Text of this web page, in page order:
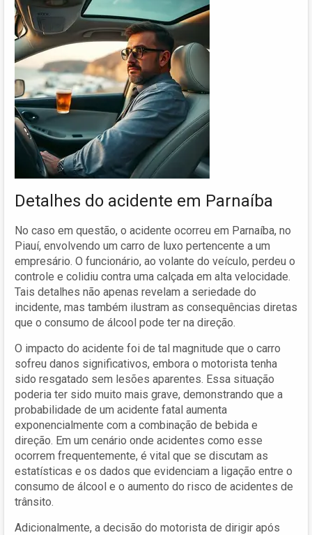
Detalhes do acidente em Parnaíba
No caso em questão, o acidente ocorreu em Parnaíba, no
Piauí, envolvendo um carro de luxo pertencente a um
empresário. O funcionário, ao volante do veículo, perdeu o
controle e colidiu contra uma calçada em alta velocidade.
Tais detalhes não apenas revelam a seriedade do
incidente, mas também ilustram as consequências diretas
que o consumo de álcool pode ter na direção.
O impacto do acidente foi de tal magnitude que o carro
sofreu danos significativos, embora o motorista tenha
sido resgatado sem lesões aparentes. Essa situação
poderia ter sido muito mais grave, demonstrando que a
probabilidade de um acidente fatal aumenta
exponencialmente com a combinação de bebida e
direção. Em um cenário onde acidentes como esse
ocorrem frequentemente, é vital que se discutam as
estatísticas e os dados que evidenciam a ligação entre o
consumo de álcool e o aumento do risco de acidentes de
trânsito.
Adicionalmente, a decisão do motorista de dirigir após